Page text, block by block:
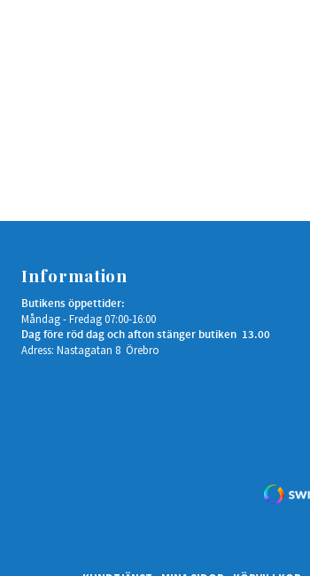
Information
Butikens öppettider:
Måndag - Fredag 07:00-16:00
Dag före röd dag och afton stänger butiken 13.00
Adress: Nastagatan 8 Örebro